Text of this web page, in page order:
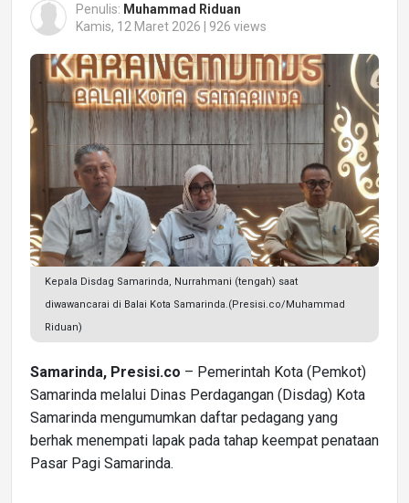
Penulis: Muhammad Riduan
Kamis, 12 Maret 2026 | 926 views
Kepala Disdag Samarinda, Nurrahmani (tengah) saat
diwawancarai di Balai Kota Samarinda.(Presisi.co/Muhammad
Riduan)
Samarinda, Presisi.co – Pemerintah Kota (Pemkot)
Samarinda melalui Dinas Perdagangan (Disdag) Kota
Samarinda mengumumkan daftar pedagang yang
berhak menempati lapak pada tahap keempat penataan
Pasar Pagi Samarinda.